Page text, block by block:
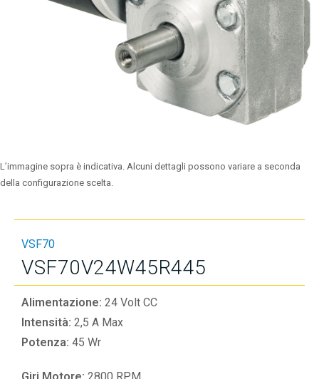
L’immagine sopra è indicativa. Alcuni dettagli possono variare a seconda
della configurazione scelta.
VSF70
VSF70V24W45R445
Alimentazione: 24 Volt CC
Intensità: 2,5 A Max
Potenza: 45 Wr